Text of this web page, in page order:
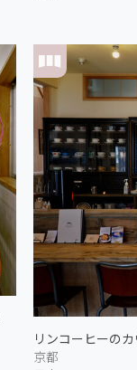
リンコーヒーの
京都